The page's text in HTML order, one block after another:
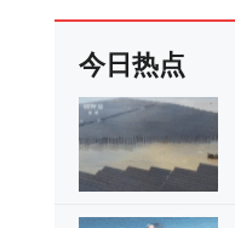
今日热点